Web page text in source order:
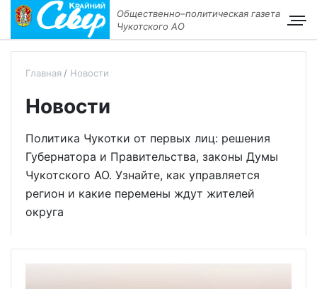
Общественно–политическая газета
Чукотского АО
Главная Новости
Новости
Политика Чукотки от первых лиц: решения
Губернатора и Правительства, законы Думы
Чукотского АО. Узнайте, как управляется
регион и какие перемены ждут жителей
округа